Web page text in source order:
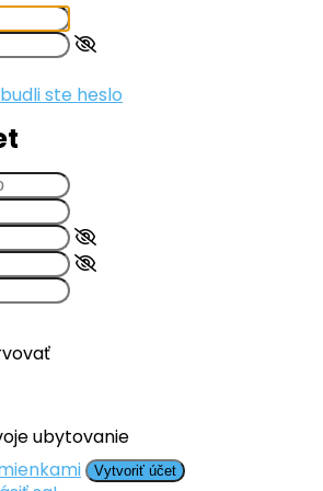
ste heslo
ubytovanie
Vytvoriť účet